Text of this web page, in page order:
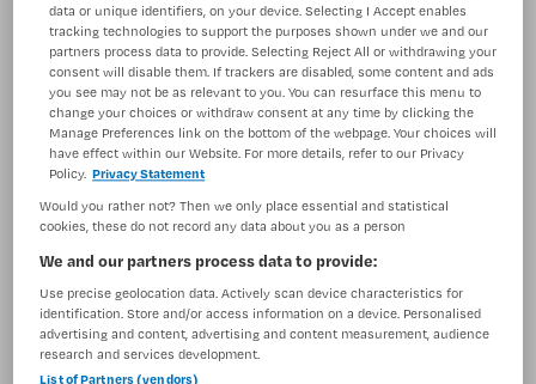
BRANCHE
Ziekenhuis
AANSTELLING
Tijdelijk met uitzicht op vast
PLAATSINGSDATUM
29 oktober 2024
NIVEAU
MBO
ERVARING
Ervaren Parttime
Vacature niet beschikbaar
Deze vacature Verpleegkundige kinderpsychiatrie bij
UMC Utrecht is niet meer actueel. Hieronder staan
data or unique identifiers, on your device. Selecting I Accept enables
tracking technologies to support the purposes shown under we and our
partners process data to provide. Selecting Reject All or withdrawing your
consent will disable them. If trackers are disabled, some content and ads
you see may not be as relevant to you. You can resurface this menu to
change your choices or withdraw consent at any time by clicking the
Manage Preferences link on the bottom of the webpage. Your choices will
have effect within our Website. For more details, refer to our Privacy
Policy. Privacy Statement
Would you rather not? Then we only place essential and statistical
cookies, these do not record any data about you as a person
We and our partners process data to provide:
Use precise geolocation data. Actively scan device characteristics for
identification. Store and/or access information on a device. Personalised
advertising and content, advertising and content measurement, audience
research and services development.
List of Partners (vendors)